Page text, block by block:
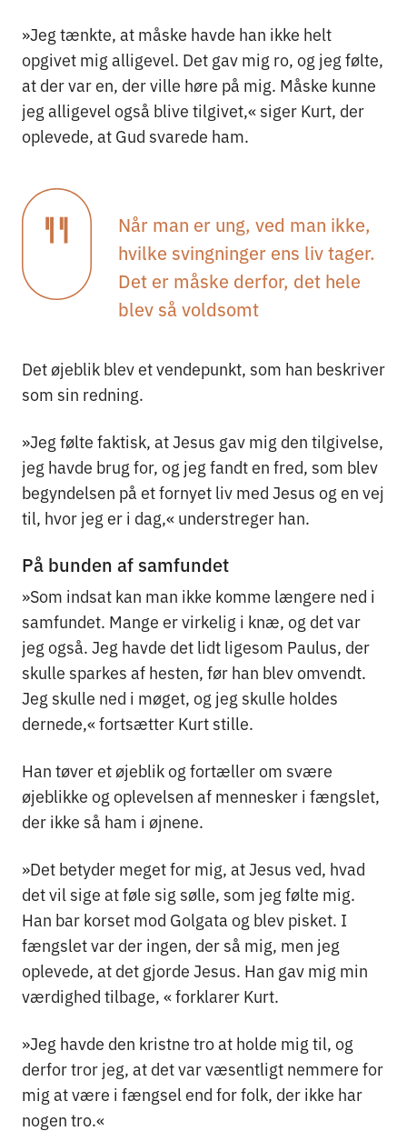
»Jeg tænkte, at måske havde han ikke helt
opgivet mig alligevel. Det gav mig ro, og jeg følte,
at der var en, der ville høre på mig. Måske kunne
jeg alligevel også blive tilgivet,« siger Kurt, der
oplevede, at Gud svarede ham.
Når man er ung, ved man ikke,
hvilke svingninger ens liv tager.
Det er måske derfor, det hele
blev så voldsomt
Det øjeblik blev et vendepunkt, som han beskriver
som sin redning.
»Jeg følte faktisk, at Jesus gav mig den tilgivelse,
jeg havde brug for, og jeg fandt en fred, som blev
begyndelsen på et fornyet liv med Jesus og en vej
til, hvor jeg er i dag,« understreger han.
På bunden af samfundet
»Som indsat kan man ikke komme længere ned i
samfundet. Mange er virkelig i knæ, og det var
jeg også. Jeg havde det lidt ligesom Paulus, der
skulle sparkes af hesten, før han blev omvendt.
Jeg skulle ned i møget, og jeg skulle holdes
dernede,« fortsætter Kurt stille.
Han tøver et øjeblik og fortæller om svære
øjeblikke og oplevelsen af mennesker i fængslet,
der ikke så ham i øjnene.
»Det betyder meget for mig, at Jesus ved, hvad
det vil sige at føle sig sølle, som jeg følte mig.
Han bar korset mod Golgata og blev pisket. I
fængslet var der ingen, der så mig, men jeg
oplevede, at det gjorde Jesus. Han gav mig min
værdighed tilbage, « forklarer Kurt.
»Jeg havde den kristne tro at holde mig til, og
derfor tror jeg, at det var væsentligt nemmere for
mig at være i fængsel end for folk, der ikke har
nogen tro.«